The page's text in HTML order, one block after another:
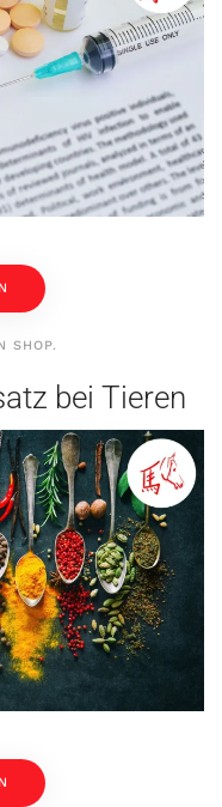
SHOP.
bei Tieren